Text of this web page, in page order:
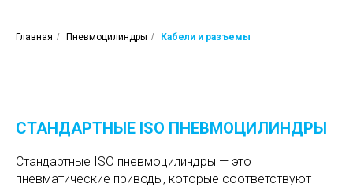
Главная / Пневмоцилиндры / Кабели и разъемы
СТАНДАРТНЫЕ ISO ПНЕВМОЦИЛИНДРЫ
Стандартные ISO пневмоцилиндры — это
пневматические приводы, которые соответствуют